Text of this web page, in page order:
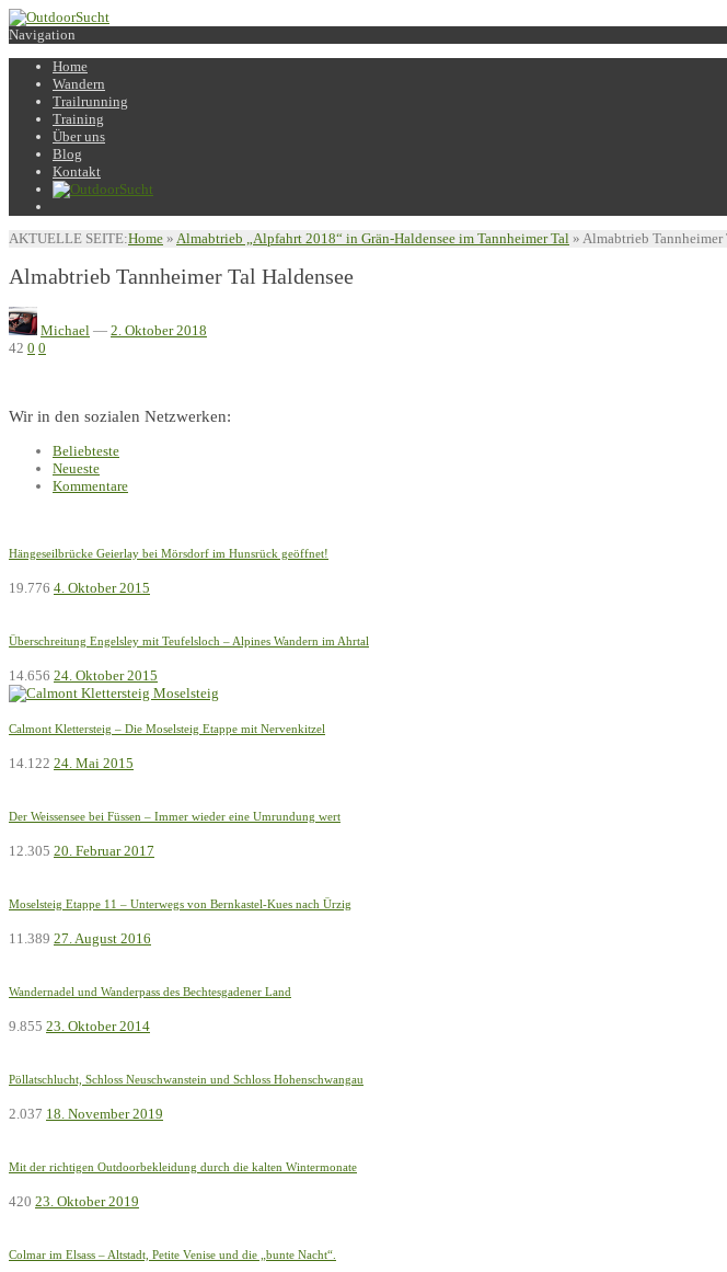
Navigation
Home
Wandern
Trailrunning
Training
Über uns
Blog
Kontakt
AKTUELLE SEITE:Home » Almabtrieb „Alpfahrt 2018“ in Grän-Haldensee im Tannheimer Tal » Almabtrieb Tannheimer
Almabtrieb Tannheimer Tal Haldensee
Michael — 2. Oktober 2018
42 0 0
Wir in den sozialen Netzwerken:
Beliebteste
Neueste
Kommentare
Hängeseilbrücke Geierlay bei Mörsdorf im Hunsrück geöffnet!
19.776 4. Oktober 2015
Überschreitung Engelsley mit Teufelsloch – Alpines Wandern im Ahrtal
14.656 24. Oktober 2015
Calmont Klettersteig – Die Moselsteig Etappe mit Nervenkitzel
14.122 24. Mai 2015
Der Weissensee bei Füssen – Immer wieder eine Umrundung wert
12.305 20. Februar 2017
Moselsteig Etappe 11 – Unterwegs von Bernkastel-Kues nach Ürzig
11.389 27. August 2016
Wandernadel und Wanderpass des Bechtesgadener Land
9.855 23. Oktober 2014
Pöllatschlucht, Schloss Neuschwanstein und Schloss Hohenschwangau
2.037 18. November 2019
Mit der richtigen Outdoorbekleidung durch die kalten Wintermonate
420 23. Oktober 2019
Colmar im Elsass – Altstadt, Petite Venise und die „bunte Nacht“.